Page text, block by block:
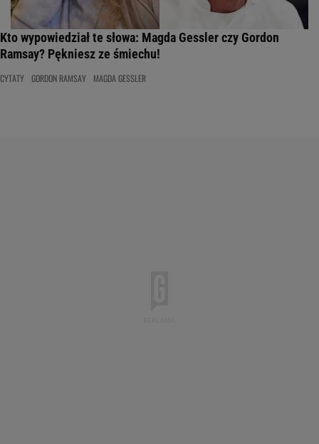
Kto wypowiedział te słowa: Magda Gessler czy Gordon
Ramsay? Pękniesz ze śmiechu!
CYTATY GORDON RAMSAY MAGDA GESSLER